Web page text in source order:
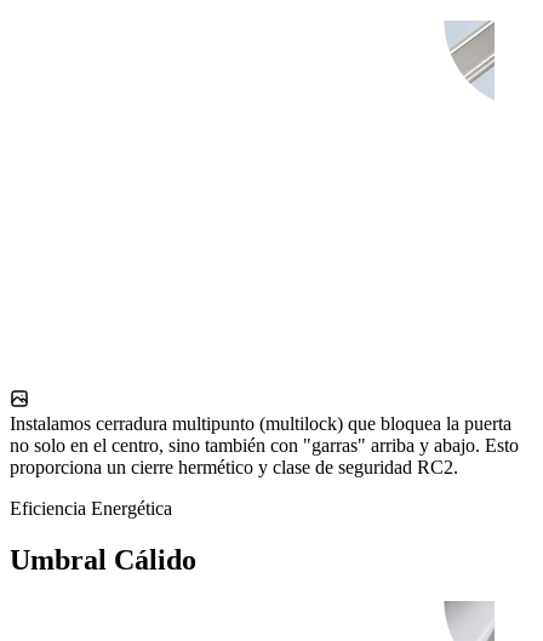
Instalamos cerradura multipunto (multilock) que bloquea la puerta
no solo en el centro, sino también con "garras" arriba y abajo. Esto
proporciona un cierre hermético y clase de seguridad RC2.
Eficiencia Energética
Umbral Cálido